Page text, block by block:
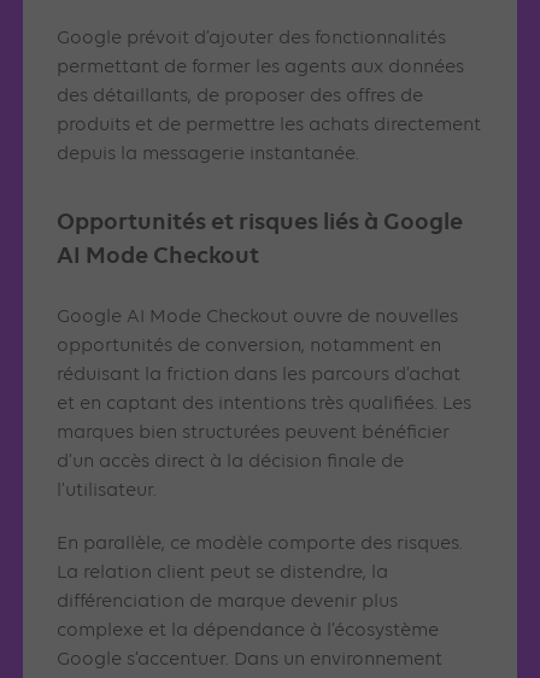
Google prévoit d’ajouter des fonctionnalités
permettant de former les agents aux données
des détaillants, de proposer des offres de
produits et de permettre les achats directement
depuis la messagerie instantanée.
Opportunités et risques liés à Google
AI Mode Checkout
Google AI Mode Checkout ouvre de nouvelles
opportunités de conversion, notamment en
réduisant la friction dans les parcours d’achat
et en captant des intentions très qualifiées. Les
marques bien structurées peuvent bénéficier
d’un accès direct à la décision finale de
l’utilisateur.
En parallèle, ce modèle comporte des risques.
La relation client peut se distendre, la
différenciation de marque devenir plus
complexe et la dépendance à l’écosystème
Google s’accentuer. Dans un environnement